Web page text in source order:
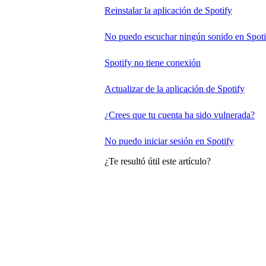
Reinstalar la aplicación de Spotify
No puedo escuchar ningún sonido en
Spotify no tiene conexión
Actualizar de la aplicación de Spotify
¿Crees que tu cuenta ha sido vulnerada?
No puedo iniciar sesión en Spotify
¿Te resultó útil este artículo?